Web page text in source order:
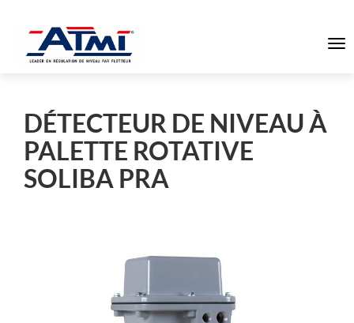
DÉTECTEUR DE NIVEAU À
PALETTE ROTATIVE
SOLIBA PRA